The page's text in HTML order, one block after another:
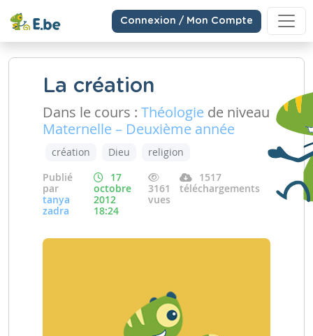
Connexion / Mon Compte
La création
Dans le cours : Théologie de niveau
Maternelle – Deuxième année
création Dieu
religion
Publié
par
tanya
zadra
17
octobre
2012
18:24
3161
vues
1517
téléchargements